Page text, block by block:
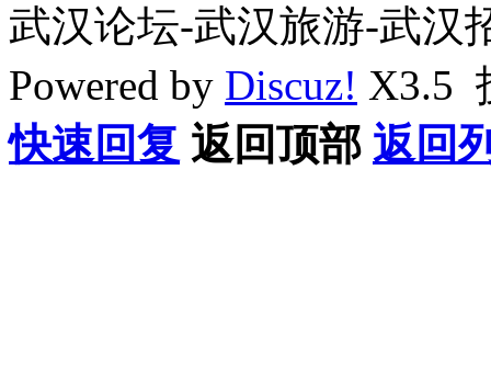
武汉论坛-武汉旅游-武汉
Powered by Discuz! X3.5
快速回复 返回顶部 返回